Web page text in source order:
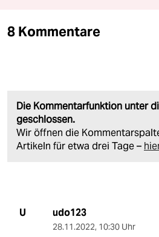
8 Kommentare
Die Kommentarfunktion unter
geschlossen.
Wir öffnen die
Artikeln für etwa drei Tage –
U udo123
28.11.2022, 10:30 Uhr